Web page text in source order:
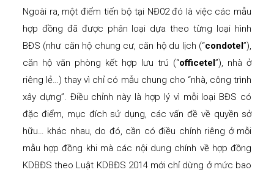
Ngoài ra, một điểm tiến bộ tại NĐ02 đó là việc các mẫu
hợp đồng đã được phân loại dựa theo từng loại hình
BĐS (như căn hộ chung cư, căn hộ du lịch (“condotel”),
căn hộ văn phòng kết hợp lưu trú (“officetel”), nhà ở
riêng lẻ…) thay vì chỉ có mẫu chung cho “nhà, công trình
xây dựng”. Điều chỉnh này là hợp lý vì mỗi loại BĐS có
đặc điểm, mục đích sử dụng, các vấn đề về quyền sở
hữu… khác nhau, do đó, cần có điều chỉnh riêng ở mỗi
mẫu hợp đồng khi mà các nội dung chính về hợp đồng
KDBĐS theo Luật KDBĐS 2014 mới chỉ dừng ở mức bao